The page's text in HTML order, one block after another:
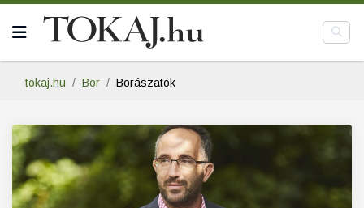
tokaj.hu Bor Borászatok